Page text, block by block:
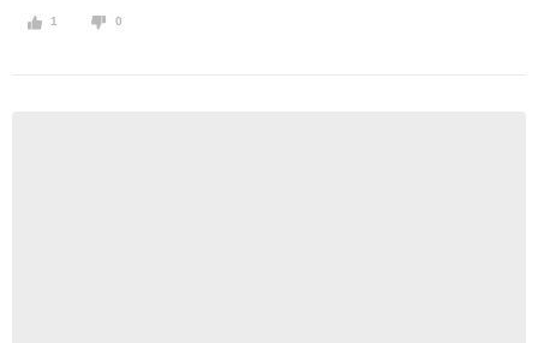
1 0